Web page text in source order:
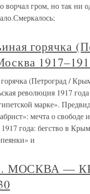
ворчал гром, но так ни
горячка
(Петроград /
революция 1917
марке».
мечта о свободе
года: бегство в
и
МОСКВА —